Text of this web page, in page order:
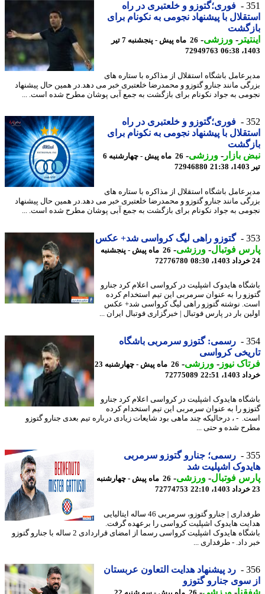
فوری؛گتوزو و خلعتبری در راه
با پیشنهاد نجومی به نکونام برای
-ورزشی-
26 ماه پیش - پنجشنبه 7 تیر
72949763
باشگاه استقلال از مذاکره با ستاره های
مانند جنارو گتوزو و محمدرضا خلعتبری خبر می دهد.در همین حال پیشنهاد
به جواد نکونام برای بازگشت به جمع آبی پوشان مطرح شده است. ...
فوری؛گتوزو و خلعتبری در راه
با پیشنهاد نجومی به نکونام برای
بازار- ورزشی-
26 ماه پیش - چهارشنبه 6
72946880
باشگاه استقلال از مذاکره با ستاره های
مانند جنارو گتوزو و محمدرضا خلعتبری خبر می دهد.در همین حال پیشنهاد
به جواد نکونام برای بازگشت به جمع آبی پوشان مطرح شده است. ...
گتوزو راهی لیگ کرواسی شد+ عکس
فوتبال-ورزشی-
26 ماه پیش - پنجشنبه
72776780
هایدوک اشپلیت در کرواسی اعلام کرد جنارو
را به ‏عنوان سرمربی این تیم استخدام کرده
نوشته گتوزو راهی لیگ کرواسی شد+ عکس
بار در پارس فوتبال | خبرگزاری فوتبال ایران ...
رسمی: گتوزو سرمربی باشگاه
کرواسی
نیوز-ورزشی-
26 ماه پیش - چهارشنبه 23
22:51
72775089
هایدوک اشپلیت در کرواسی اعلام کرد جنارو
را به ‏عنوان سرمربی این تیم استخدام کرده
- ، درحالیکه چند ماهی بود شایعات زیادی درباره تیم بعدی جنارو گتوزو
شده و حتی ...
رسمی؛ جنارو گتوزو سرمربی
اشپلیت شد
فوتبال-ورزشی-
26 ماه پیش - چهارشنبه
72774753
طرفداری | جنارو گتوزو، سرمربی 46 ساله ایتالیایی
هایدوک اشپلیت کرواسی را برعهده گرفت.
باشگاه هایدوک اشپلیت کرواسی رسما از امضای قراردادی 2 ساله با جنارو گتوزو
داد. - طرفداری ...
رد پیشنهاد هدایت التعاون عربستان
سوی جنارو گتوزو